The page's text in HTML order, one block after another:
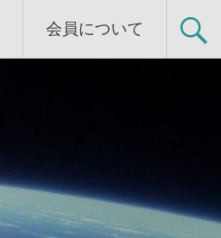
会員について